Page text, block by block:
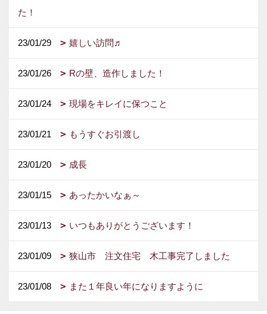
た！
23/01/29 嬉しい訪問♬
23/01/26 Rの壁、造作しました！
23/01/24 現場をキレイに保つこと
23/01/21 もうすぐお引渡し
23/01/20 成長
23/01/15 あったかいなぁ～
23/01/13 いつもありがとうございます！
23/01/09 狭山市 注文住宅 木工事完了しました
23/01/08 また１年良い年になりますように